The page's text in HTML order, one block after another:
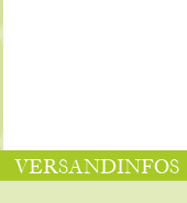
VERSANDINFOS